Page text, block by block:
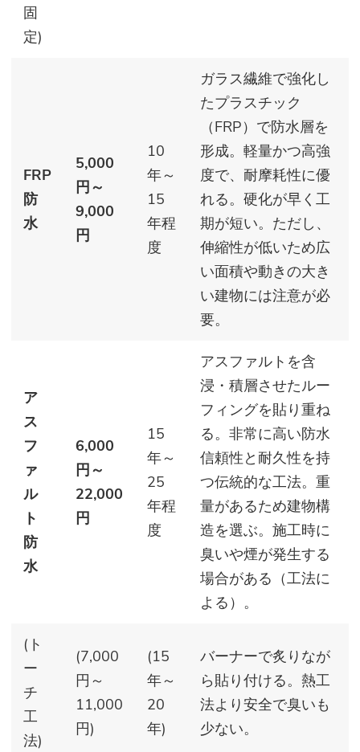
固
定)
FRP
防
水
5,000
円～
9,000
円
10
年～
15
年程
度
ガラス繊維で強化し
たプラスチック
（FRP）で防水層を
形成。軽量かつ高強
度で、耐摩耗性に優
れる。硬化が早く工
期が短い。ただし、
伸縮性が低いため広
い面積や動きの大き
い建物には注意が必
要。
ア
ス
フ
ァ
ル
ト
防
水
6,000
円～
22,000
円
15
年～
25
年程
度
アスファルトを含
浸・積層させたルー
フィングを貼り重ね
る。非常に高い防水
信頼性と耐久性を持
つ伝統的な工法。重
量があるため建物構
造を選ぶ。施工時に
臭いや煙が発生する
場合がある（工法に
よる）。
(ト
ー
チ
工
法)
(7,000
円～
11,000
円)
(15
年～
20
年)
バーナーで炙りなが
ら貼り付ける。熱工
法より安全で臭いも
少ない。